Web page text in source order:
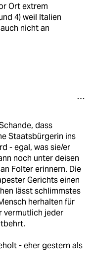
Ort extrem
4) weil Italien
nicht an
dass
Staatsbürgerin ins
- egal, was sie/er
noch unter deisen
Folter erinnern. Die
Gerichts einen
lässt schlimmstes
herhalten für
vermutlich jeder
- eher gestern als